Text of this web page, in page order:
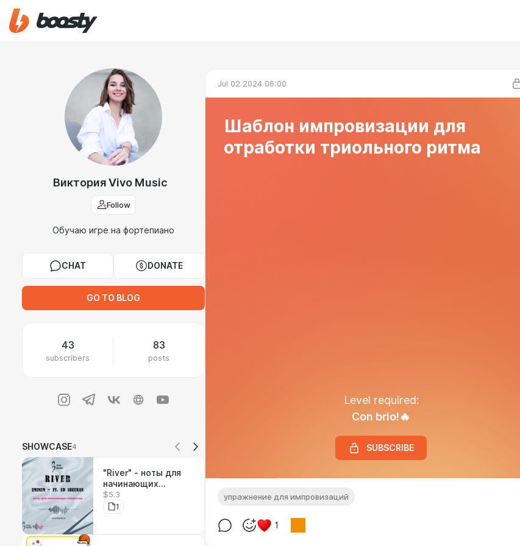
Виктория Vivo Music
Follow
Обучаю игре на фортепиано
CHAT DONATE
GO TO BLOG
43
subscribers
83
posts
SHOWCASE4
"River" - ноты для
начинающих
пианистов (Eminem
feat. Ed Sheeran)
$5.3
1
Jul 02 2024 06:00
Шаблон импровизации для
отработки триольного ритма
Level required:
Con brio!🔥
SUBSCRIBE
упражнение для импровизаций
1